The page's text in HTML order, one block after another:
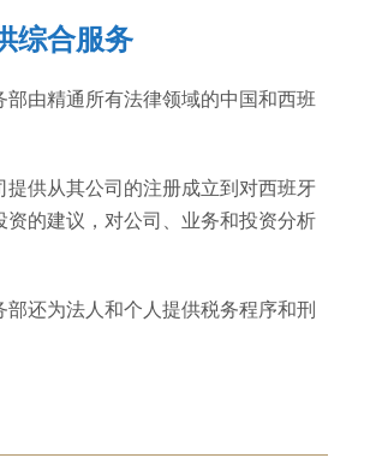
综合服务
部由精通所有法律领域的中国和西班
提供从其公司的注册成立到对西班牙
资的建议，对公司、业务和投资分析
部还为法人和个人提供税务程序和刑